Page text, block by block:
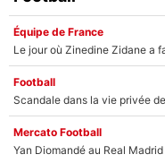
Équipe de France
Football
Mercato Football
Yan Diomandé au Real